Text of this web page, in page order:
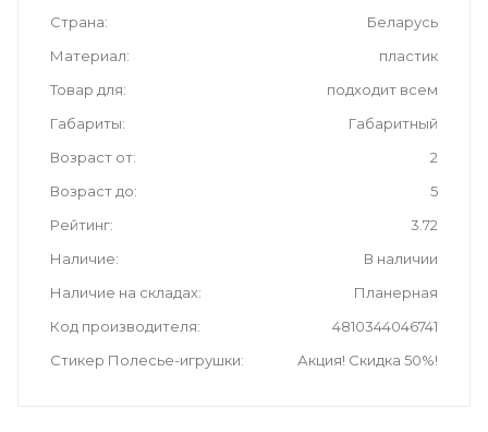
Страна
Беларусь
Материал
пластик
Товар для
подходит всем
Габариты
Габаритный
Возраст от
2
Возраст до
5
Рейтинг
3.72
Наличие
В наличии
Наличие на складах
Планерная
Код производителя
4810344046741
Стикер Полесье-игрушки
Акция! Скидка 50%!